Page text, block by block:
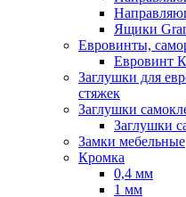
Ящики
Евровинты,
Евровинт
Заглушки для
стяжек
Заглушки
Заглушки
Замки мебельные
Кромка
0,4 мм
1 мм